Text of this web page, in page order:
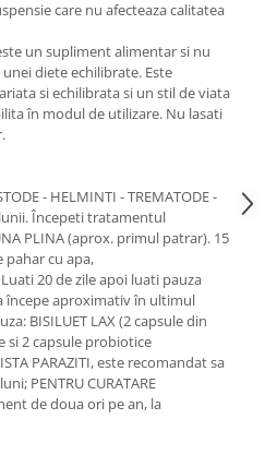
care nu afecteaza calitatea
un supliment alimentar si nu
diete echilibrate. Este
si echilibrata si un stil de viata
în modul de utilizare. Nu lasati
- HELMINTI - TREMATODE -
lunii. Începeti tratamentul
PLINA (aprox. primul patrar). 15
cu apa,
20 de zile apoi luati pauza
începe aproximativ în ultimul
BISILUET LAX (2 capsule din
si 2 capsule probiotice
PARAZITI, este recomandat sa
PENTRU CURATARE
de doua ori pe an, la